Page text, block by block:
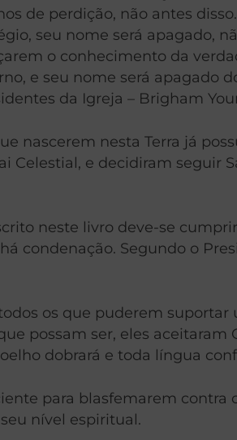
de perdição, não antes
seu nome será apagado,
o conhecimento da
e seu nome será apagado
da Igreja – Brigham
nascerem nesta Terra já
Celestial, e decidiram
neste livro deve-se
condenação. Segundo o
os que puderem
possam ser, eles
dobrará e toda língua
para blasfemarem
nível espiritual.